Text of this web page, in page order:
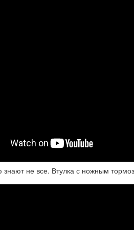
знают не все. Втулка с ножным